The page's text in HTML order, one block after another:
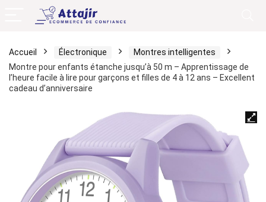
Accueil Électronique
Montres intelligentes
Montre pour enfants étanche jusqu’à 50 m – Apprentissage de
l’heure facile à lire pour garçons et filles de 4 à 12 ans – Excellent
cadeau d’anniversaire